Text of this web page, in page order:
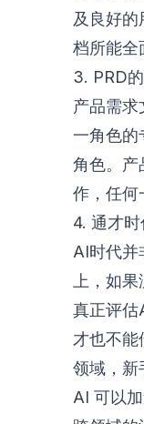
及良好
档所能全
3. PRD
产品需求
一角色的
角色。产
作，任何
4. 通才
AI时代并
上，如
真正评估
才也不能
领域，新
AI 可以